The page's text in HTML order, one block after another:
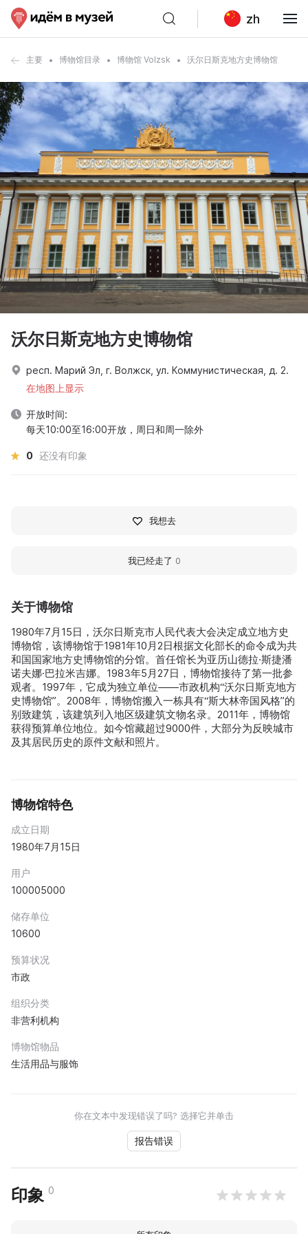
zh
主要 博物馆目录 博物馆 Volzsk 沃尔日斯克地方史博物馆
关于博物馆
1980年7月15日，沃尔日斯克市人民代表大会决定成立地方史
博物馆，该博物馆于1981年10月2日根据文化部长的命令成为共
和国国家地方史博物馆的分馆。首任馆长为亚历山德拉·斯捷潘
诺夫娜·巴拉米吉娜。1983年5月27日，博物馆接待了第一批参
观者。1997年，它成为独立单位——市政机构“沃尔日斯克地方
史博物馆”。2008年，博物馆搬入一栋具有“斯大林帝国风格”的
别致建筑，该建筑列入地区级建筑文物名录。2011年，博物馆
获得预算单位地位。如今馆藏超过9000件，大部分为反映城市
及其居民历史的原件文献和照片。
博物馆特色
成立日期
1980年7月15日
用户
100005000
储存单位
10600
预算状况
市政
组织分类
非营利机构
博物馆物品
生活用品与服饰
你在文本中发现错误了吗? 选择它并单击
报告错误
印象 0
沃尔日斯克地方史博物馆
респ. Марий Эл, г. Волжск, ул. Коммунистическая, д. 2.
在地图上显示
开放时间:
每天10:00至16:00开放，周日和周一除外
0 还没有印象
我想去
我已经走了 0